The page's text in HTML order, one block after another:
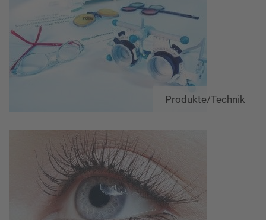
Produkte/Technik